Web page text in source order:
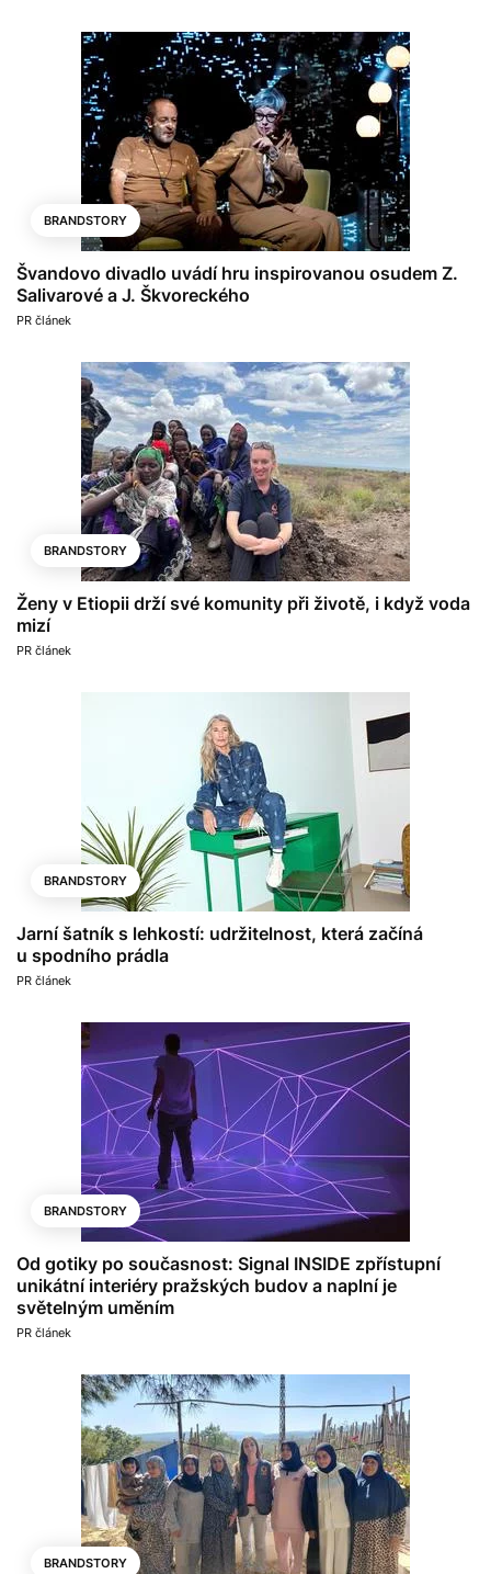
BRANDSTORY
Švandovo divadlo uvádí hru inspirovanou osudem Z.
Salivarové a J. Škvoreckého
PR článek
BRANDSTORY
Ženy v Etiopii drží své komunity při životě, i když voda
mizí
PR článek
BRANDSTORY
Jarní šatník s lehkostí: udržitelnost, která začíná
u spodního prádla
PR článek
BRANDSTORY
Od gotiky po současnost: Signal INSIDE zpřístupní
unikátní interiéry pražských budov a naplní je
světelným uměním
PR článek
BRANDSTORY